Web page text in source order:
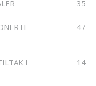
35
-47
I
14